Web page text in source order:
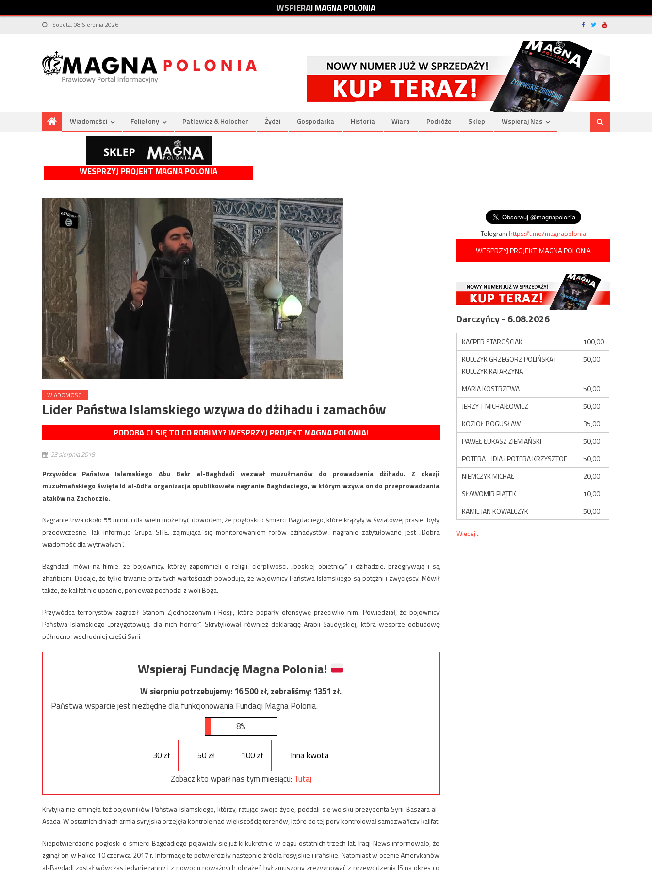
WSPIERAJMAGNAPOLONIA
Sobota, 08 Sierpnia 2026
Wiadomości Felietony Patlewicz & Holocher Żydzi Gospodarka Historia Wiara Podróże Sklep Wspieraj Nas
WESPRZYJ PROJEKT MAGNA POLONIA
WIADOMOŚCI
Lider Państwa Islamskiego wzywa do dżihadu i zamachów
PODOBA CI SIĘ TO CO ROBIMY? WESPRZYJ PROJEKT MAGNA POLONIA!
23 sierpnia 2018
Przywódca Państwa Islamskiego Abu Bakr al-Baghdadi wezwał muzułmanów do prowadzenia dżihadu. Z okazji
muzułmańskiego święta Id al-Adha organizacja opublikowała nagranie Baghdadiego, w którym wzywa on do przeprowadzania
ataków na Zachodzie.
Nagranie trwa około 55 minut i dla wielu może być dowodem, że pogłoski o śmierci Bagdadiego, które krążyły w światowej prasie, były
przedwczesne. Jak informuje Grupa SITE, zajmująca się monitorowaniem forów dżihadystów, nagranie zatytułowane jest „Dobra
wiadomość dla wytrwałych”.
Baghdadi mówi na filmie, że bojownicy, którzy zapomnieli o religii, cierpliwości, „boskiej obietnicy” i dżihadzie, przegrywają i są
zhańbieni. Dodaje, że tylko trwanie przy tych wartościach powoduje, że wojownicy Państwa Islamskiego są potężni i zwycięscy. Mówił
także, że kalifat nie upadnie, ponieważ pochodzi z woli Boga.
Przywódca terrorystów zagroził Stanom Zjednoczonym i Rosji, które poparły ofensywę przeciwko nim. Powiedział, że bojownicy
Państwa Islamskiego „przygotowują dla nich horror”. Skrytykował również deklarację Arabii Saudyjskiej, która wesprze odbudowę
północno-wschodniej części Syrii.
Wspieraj Fundację Magna Polonia!
W sierpniu potrzebujemy:16 500zł, zebraliśmy:1351 zł.
Państwa wsparcie jest niezbędne dla funkcjonowania Fundacji Magna Polonia.
8%
30 zł 50 zł 100 zł
Inna kwota
Zobacz kto wparł nas tym miesiącu: Tutaj
Krytyka nie ominęła też bojowników Państwa Islamskiego, którzy, ratując swoje życie, poddali się wojsku prezydenta Syrii Baszara al-
Asada. W ostatnich dniach armia syryjska przejęła kontrolę nad większością terenów, które do tej pory kontrolował samozwańczy kalifat.
Niepotwierdzone pogłoski o śmierci Bagdadiego pojawiały się już kilkukrotnie w ciągu ostatnich trzech lat. Iraqi News informowało, że
zginął on w Rakce 10 czerwca 2017 r. Informację tę potwierdziły następnie źródła rosyjskie i irańskie. Natomiast w ocenie Amerykanów
al-Bagdadi został wówczas jedynie ranny i z powodu poważnych obrażeń był zmuszony zrezygnować z przewodzenia IS na okres co
Telegramhttps://t.me/magnapolonia
WESPRZYJ PROJEKT MAGNA POLONIA
Darczyńcy - 6.08.2026
KACPER STAROŚCIAK
100,00
KULCZYK GRZEGORZ POLIŃSKA i
KULCZYK KATARZYNA
50,00
MARIA KOSTRZEWA
50,00
JERZY T MICHAJŁOWICZ
50,00
KOZIOŁ BOGUSŁAW
35,00
PAWEŁ ŁUKASZ ZIEMIAŃSKI
50,00
POTERA LIDIA i POTERA KRZYSZTOF
50,00
NIEMCZYK MICHAŁ
20,00
SŁAWOMIR PIĄTEK
10,00
KAMIL JAN KOWALCZYK
50,00
Więcej...